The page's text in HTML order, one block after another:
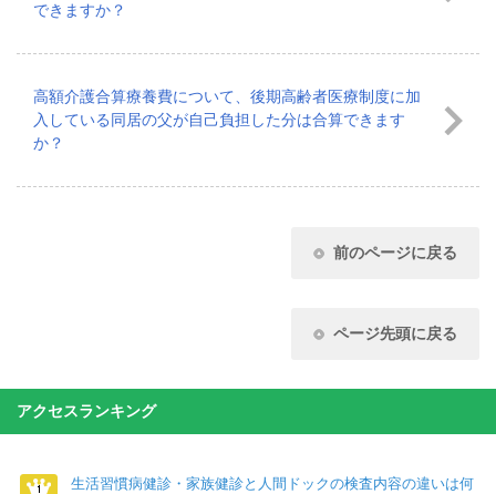
できますか？
高額介護合算療養費について、後期高齢者医療制度に加
入している同居の父が自己負担した分は合算できます
か？
前のページに戻る
ページ先頭に戻る
アクセスランキング
生活習慣病健診・家族健診と人間ドックの検査内容の違いは何